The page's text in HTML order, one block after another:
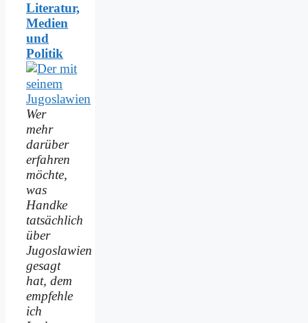
Literatur,
Medien
und
Politik
Wer
mehr
darüber
erfahren
möchte,
was
Handke
tatsächlich
über
Jugoslawien
gesagt
hat, dem
empfehle
ich